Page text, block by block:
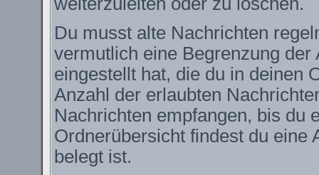
Du musst alte Nachrichten
vermutlich eine Begrenzung
eingestellt hat, die du in deinen
Anzahl der erlaubten
Nachrichten empfangen, bis du
Ordnerübersicht findest du eine
belegt ist.